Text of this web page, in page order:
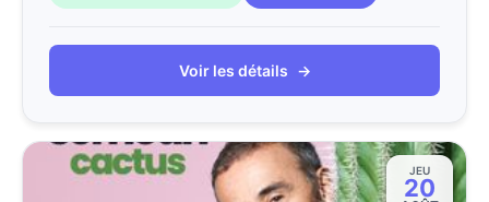
Voir les détails →
JEU
20